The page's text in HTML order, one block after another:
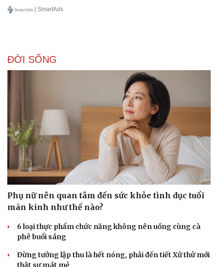
| SmartAds
ĐỜI SỐNG
Phụ nữ nên quan tâm đến sức khỏe tình dục tuổi
mãn kinh như thế nào?
6 loại thực phẩm chức năng không nên uống cùng cà
phê buổi sáng
Đừng tưởng lập thu là hết nóng, phải đến tiết Xử thử mới